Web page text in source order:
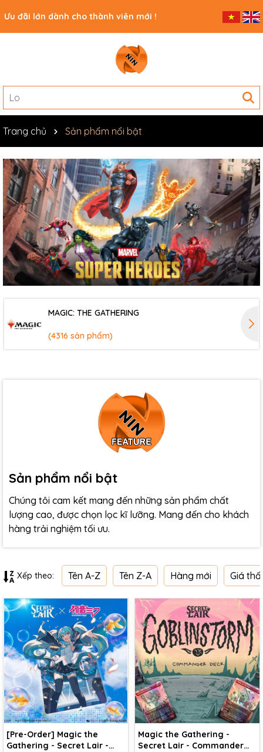
Ưu đãi lớn dành cho thành viên mới !
Trang chủ Sản phẩm nổi bật
MAGIC: THE GATHERING
(4316 sản phẩm)
Sản phẩm nổi bật
Chúng tôi cam kết mang đến những sản phẩm chất
lượng cao, được chọn lọc kĩ lưỡng. Mang đến cho khách
hàng trải nghiệm tối ưu.
Xếp theo: Tên A-Z Tên Z-A Hàng mới Giá
[Pre-Order] Magic the
Gathering - Secret Lair -
Magic the Gathering -
Secret Lair - Commander